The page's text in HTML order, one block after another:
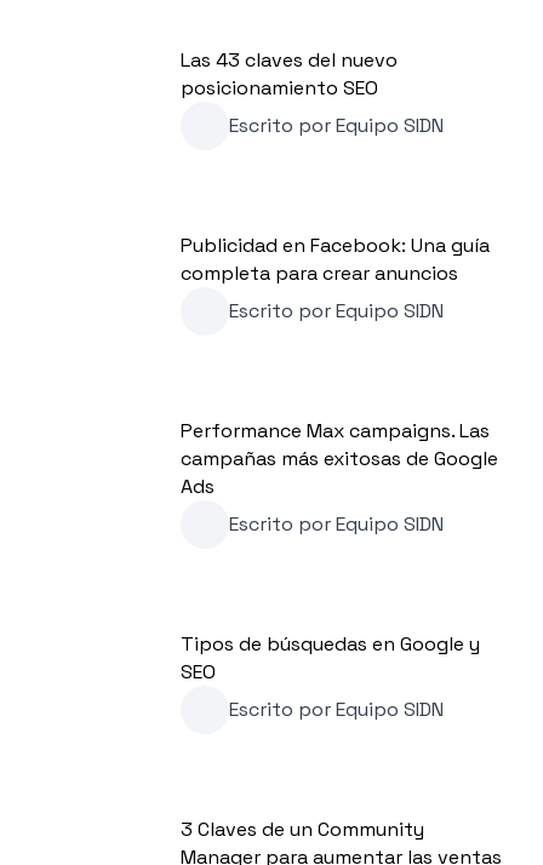
Las 43 claves del nuevo
posicionamiento SEO
Escrito porEquipo SIDN
Publicidad en Facebook: Una guía
completa para crear anuncios
Escrito porEquipo SIDN
Performance Max campaigns. Las
campañas más exitosas de Google
Ads
Escrito porEquipo SIDN
Tipos de búsquedas en Google y
SEO
Escrito porEquipo SIDN
3 Claves de un Community
Manager para aumentar las ventas